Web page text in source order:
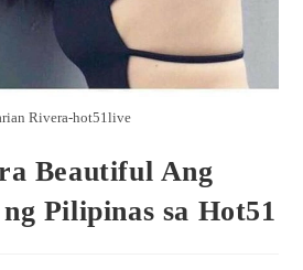
Rivera-hot51live
Beautiful Ang
Pilipinas sa Hot51